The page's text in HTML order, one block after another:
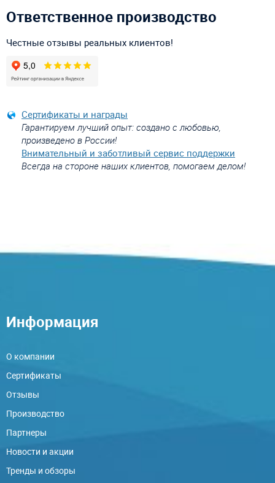
Ответственное производство
Честные отзывы реальных клиентов!
Сертификаты и награды
Гарантируем лучший опыт: создано с любовью,
произведено в России!
Внимательный и заботливый сервис поддержки
Всегда на стороне наших клиентов, помогаем делом!
Информация
О компании
Сертификаты
Отзывы
Производство
Партнеры
Новости и акции
Тренды и обзоры